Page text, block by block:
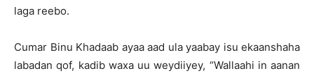
laga reebo.
Cumar Binu Khadaab ayaa aad ula yaabay isu ekaanshaha
labadan qof, kadib waxa uu weydiiyey, “Wallaahi in aanan